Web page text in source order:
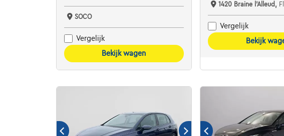
SOCO
Vergelijk
Bekijk wagen
1420 Braine l'Alleud,
Vergelijk
Bekijk